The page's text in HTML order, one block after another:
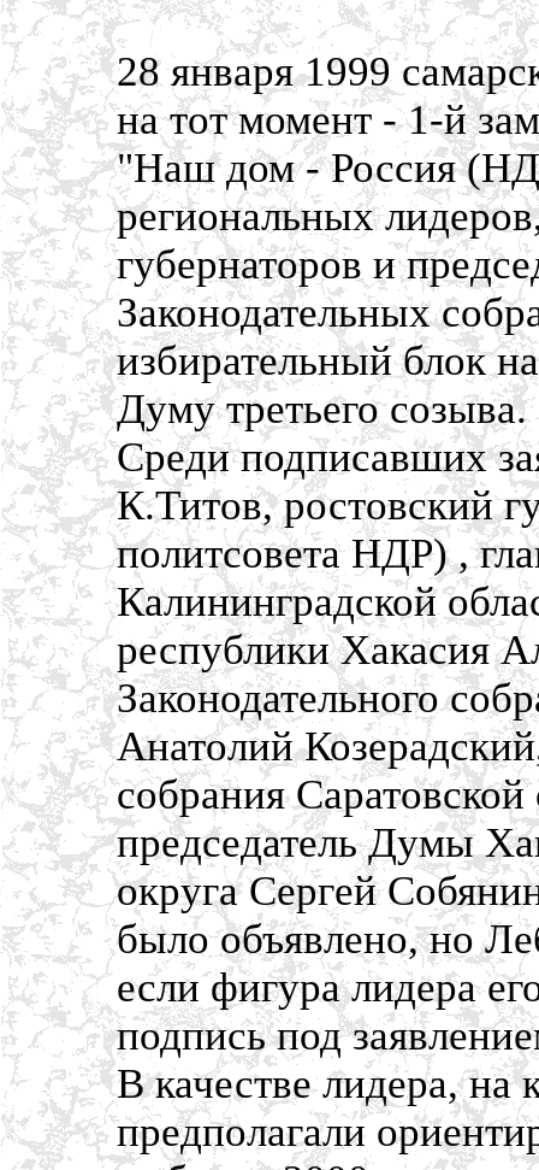
28 января 1999
на тот момент - 1-й
"Наш дом - Россия
региональных
губернаторов и
Законодательных
избирательный блок
Думу третьего созыва.
Среди подписавших
К.Титов, ростовский
политсовета НДР) ,
Калининградской
республики Хакасия
Законодательного
Анатолий
собрания
председатель Думы
округа Сергей
было объявлено, но
если фигура лидера
подпись под
В качестве лидера, на
предполагали